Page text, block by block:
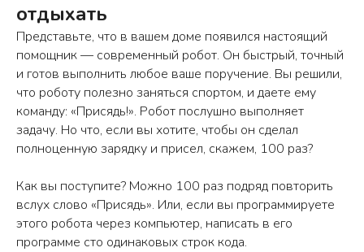
отдыхать
Представьте, что в вашем доме появился настоящий
помощник — современный робот. Он быстрый, точный
и готов выполнить любое ваше поручение. Вы решили,
что роботу полезно заняться спортом, и даете ему
команду: «Присядь!». Робот послушно выполняет
задачу. Но что, если вы хотите, чтобы он сделал
полноценную зарядку и присел, скажем, 100 раз?
Как вы поступите? Можно 100 раз подряд повторить
вслух слово «Присядь». Или, если вы программируете
этого робота через компьютер, написать в его
программе сто одинаковых строк кода.